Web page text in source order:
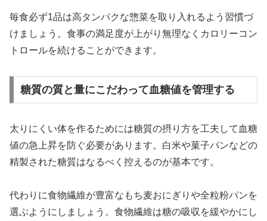
毎食必ず1品は高タンパクな惣菜を取り入れるよう習慣づ
けましょう。食事の満足度が上がり無理なくカロリーコン
トロールを続けることができます。
糖質の質と量にこだわって血糖値を管理する
太りにくい体を作るためには糖質の摂り方を工夫して血糖
値の急上昇を防ぐ必要があります。白米や菓子パンなどの
精製された糖質はなるべく控えるのが基本です。
代わりに食物繊維が豊富なもち麦おにぎりや全粒粉パンを
選ぶようにしましょう。食物繊維は糖の吸収を緩やかにし